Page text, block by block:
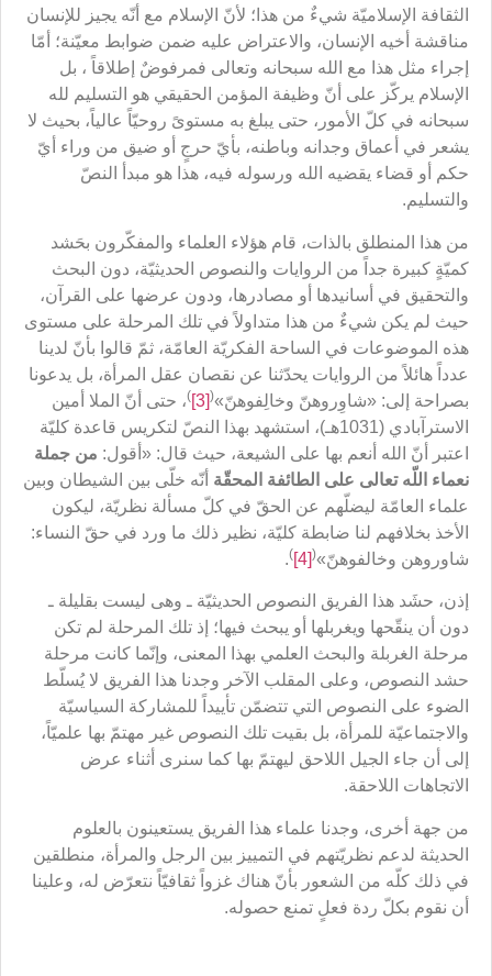
الثقافة الإسلاميّة شيءٌ من هذا؛ لأنّ الإسلام مع أنّه يجيز للإنسان
مناقشة أخيه الإنسان، والاعتراض عليه ضمن ضوابط معيّنة؛ أمّا
إجراء مثل هذا مع الله سبحانه وتعالى فمرفوضٌ إطلاقاً ، بل
الإسلام يركّز على أنّ وظيفة المؤمن الحقيقي هو التسليم لله
سبحانه في كلّ الأمور، حتى يبلغ به مستوىً روحيّاً عالياً، بحيث لا
يشعر في أعماق وجدانه وباطنه، بأيّ حرجٍ أو ضيق من وراء أيّ
حكم أو قضاء يقضيه الله ورسوله فيه، هذا هو مبدأ النصّ
والتسليم.
من هذا المنطلق بالذات، قام هؤلاء العلماء والمفكّرون بحَشد
كميّةٍ كبيرة جداً من الروايات والنصوص الحديثيّة، دون البحث
والتحقيق في أسانيدها أو مصادرها، ودون عرضها على القرآن،
حيث لم يكن شيءٌ من هذا متداولاً في تلك المرحلة على مستوى
هذه الموضوعات في الساحة الفكريّة العامّة، ثمّ قالوا بأنّ لدينا
عدداً هائلاً من الروايات يحدّثنا عن نقصان عقل المرأة، بل يدعونا
بصراحة إلى: «شاوِروهنّ وخالِفوهنّ»(
[3]
)، حتى أنّ الملا أمين
الاسترآبادي (1031هـ)، استشهد بهذا النصّ لتكريس قاعدة كليّة
اعتبر أنّ الله أنعم بها على الشيعة، حيث قال: «أقول: من جملة
نعماء اللّه تعالى على الطائفة المحقّة أنّه خلّى بين الشيطان وبين
علماء العامّة ليضلّهم عن الحقّ في كلّ مسألة نظريّة، ليكون
الأخذ بخلافهم لنا ضابطة كليّة، نظير ذلك ما ورد في حقّ النساء:
شاوروهن وخالفوهنّ»(
[4]
)
.
إذن، حشَد هذا الفريق النصوص الحدیثیّة ـ وهی ليست بقليلة ـ
دون أن ينقّحها ويغربلها أو يبحث فيها؛ إذ تلك المرحلة لم تكن
مرحلة الغربلة والبحث العلمي بهذا المعنى، وإنّما كانت مرحلة
حشد النصوص، وعلى المقلب الآخر وجدنا هذا الفريق لا يُسلّط
الضوء على النصوص التي تتضمّن تأييداً للمشاركة السياسيّة
والاجتماعيّة للمرأة، بل بقيت تلك النصوص غير مهتمّ بها علميّاً،
إلى أن جاء الجيل اللاحق ليهتمّ بها كما سنرى أثناء عرض
الاتجاهات اللاحقة.
من جهة أخرى، وجدنا علماء هذا الفريق يستعينون بالعلوم
الحديثة لدعم نظريّتهم في التمييز بين الرجل والمرأة، منطلقين
في ذلك كلّه من الشعور بأنّ هناك غزواً ثقافيّاً نتعرّض له، وعلينا
أن نقوم بكلّ ردة فعلٍ تمنع حصوله.